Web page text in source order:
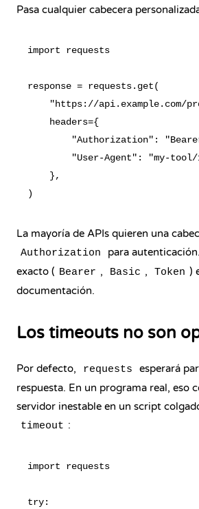
Pasa cualquier cabecera
import requests
response = requests.get(
"https://api.example.com/
    headers={
"Authorization":
"User-Agent": "my-tool/
    },
La mayoría de APIs quieren una
Authorization
para
exacto ( Bearer , Basic , Token )
documentación.
Los timeouts no son
Por defecto, requests
esperará
respuesta. En un programa real, eso
servidor inestable en un script
timeout :
import requests
try: